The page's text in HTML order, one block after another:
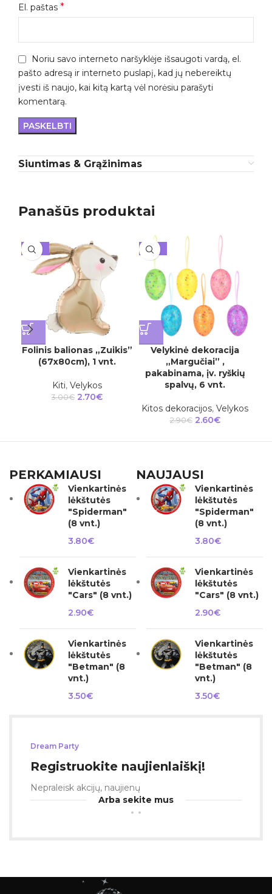
El. paštas *
Noriu savo interneto naršyklėje išsaugoti vardą, el.
pašto adresą ir interneto puslapį, kad jų nebereiktų
įvesti iš naujo, kai kitą kartą vėl norėsiu parašyti
komentarą.
Siuntimas & Grąžinimas
Panašūs produktai
-10%
Folinis balionas „Zuikis”
(67x80cm), 1 vnt.
Kiti, Velykos
3.00€ 2.70€
-10%
Velykinė dekoracija
„Margučiai” ,
pakabinama, įv. ryškių
spalvų, 6 vnt.
Kitos dekoracijos, Velykos
2.90€ 2.60€
PERKAMIAUSI
Vienkartinės
lėkštutės
"Spiderman"
(8 vnt.)
3.80€
Vienkartinės
lėkštutės
"Cars" (8 vnt.)
2.90€
Vienkartinės
lėkštutės
"Betman" (8
vnt.)
3.50€
NAUJAUSI
Vienkartinės
lėkštutės
"Spiderman"
(8 vnt.)
3.80€
Vienkartinės
lėkštutės
"Cars" (8 vnt.)
2.90€
Vienkartinės
lėkštutės
"Betman" (8
vnt.)
3.50€
Dream Party
Registruokite naujienlaiškį!
Nepraleisk akcijų, naujienų
Arba sekite mus